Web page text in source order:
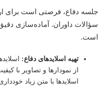
دفاع، فرصتی است برای
داوران. آماده‌سازی دقیق
تهیه اسلاید‌های دفاع: اسلایدها
از نمودارها و تصاویر با کیفیت
اسلایدها با متن زیاد خودداری کنید.